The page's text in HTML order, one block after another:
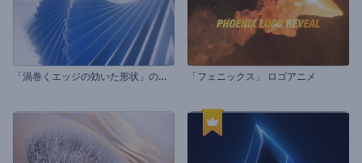
「
渦巻くエッジの効いた形状」のイントロ動画 「フェニックス」 ロゴアニメ